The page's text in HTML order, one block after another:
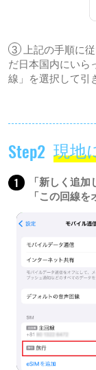
3
上記の手順に
だ日本国内にいら
線」を選択して引
Step2 現地
1
「新しく追
「この回線